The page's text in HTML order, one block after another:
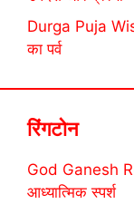
Durga Puja
का पर्व
रिंगटोन
God Ganesh
आध्यात्मिक स्पर्श